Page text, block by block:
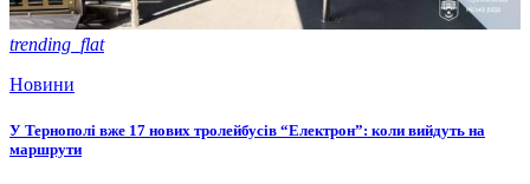
trending_flat
Новини
У Тернополі вже 17 нових тролейбусів “Електрон”: коли вийдуть на
маршрути